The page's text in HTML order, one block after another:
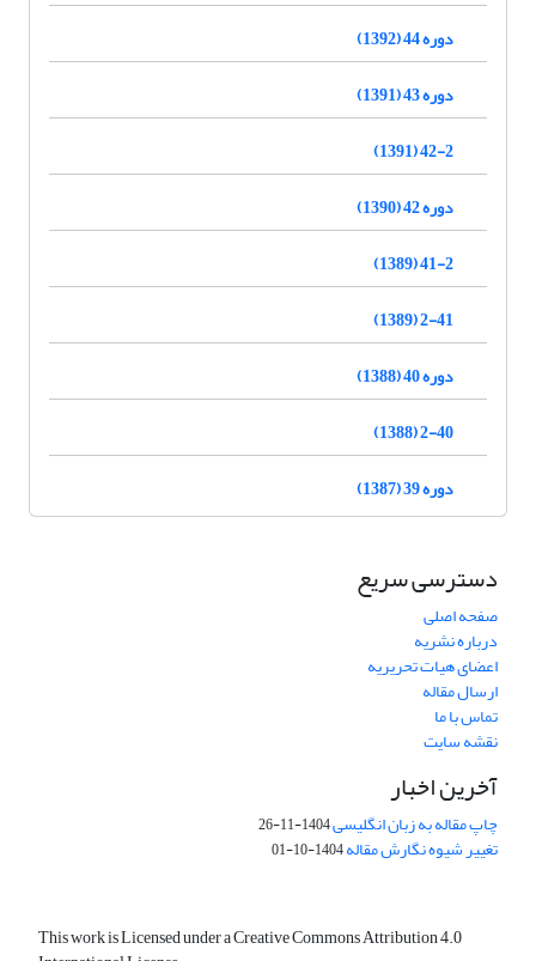
دوره 44 (1392)
دوره 43 (1391)
42-2 (1391)
دوره 42 (1390)
41-2 (1389)
2-41 (1389)
دوره 40 (1388)
2-40 (1388)
دوره 39 (1387)
دسترسی سریع
صفحه اصلی
درباره نشریه
اعضای هیات تحریریه
ارسال مقاله
تماس با ما
نقشه سایت
آخرین اخبار
چاپ مقاله به زبان انگلیسی1404-11-26
تغییر شیوه نگارش مقاله1404-10-01
This work is Licensed under a Creative Commons Attribution 4.0